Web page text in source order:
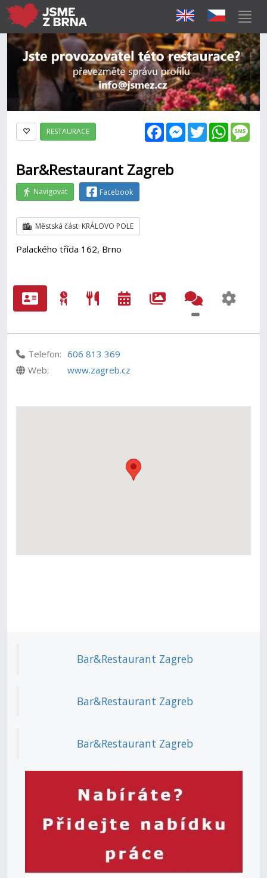
FacebookMessenger
Twitter
RESTAURACE
Bar&Restaurant Zagreb
Navigovat Facebook
Městská část: KRÁLOVO POLE
Palackého třída 162, Brno
Telefon: 606 813 369
Web:
www.zagreb.cz
Bar&Restaurant Zagreb
Bar&Restaurant Zagreb
Bar&Restaurant Zagreb